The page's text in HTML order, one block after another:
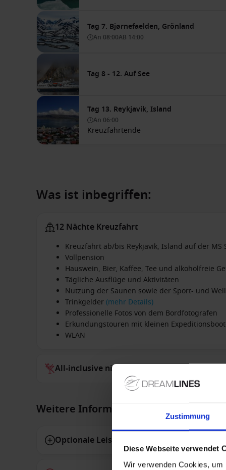
Zustimmung
Diese Webseite verwendet
Wir verwenden Cookies,
Tag 7. Bjørnefaelden, Grönland
An 08:00AB 14:00
Tag 8 - 12. Auf See
Tag 13. Reykjavik, Island
An 06:00
Kreuzfahrtende
Was ist inbegriffen:
12 Nächte Kreuzfahrt
Kreuzfahrt ab/bis Reykjavik, Island auf der MS
Vollpension
Hauswein, Bier, Kaffee, Tee und alkoholfreie
Tägliche Ausflüge und Aktivitäten
Nutzung der Saunen sowie der Sport- und
Trinkgelder(mehr Details)
Professionelle Fotos von dem Bordfotografen
Erkundungstouren mit kleinen
WLAN
All-inclusive nicht inbegriffen
Weitere Informationen
Optionale Leistungen